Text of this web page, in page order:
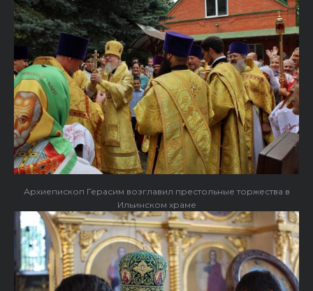
Архиепископ Герасим возглавил престольные торжества в
Ильинском храме